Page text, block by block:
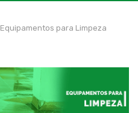
Equipamentos para Limpeza